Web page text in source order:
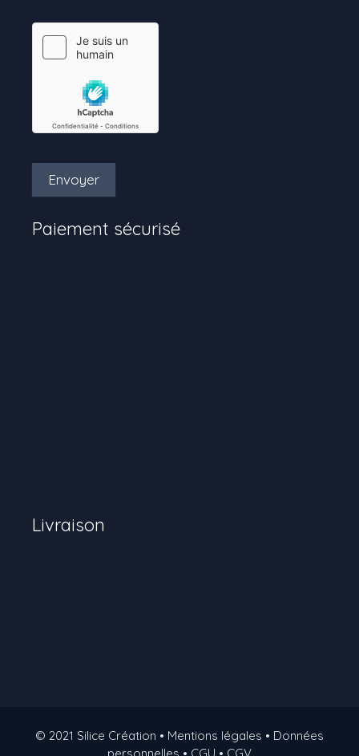
Envoyer
Paiement sécurisé
Livraison
© 2021 Silice Création • Mentions légales • Données